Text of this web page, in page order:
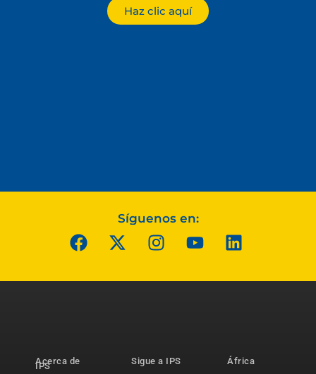
Haz clic aquí
Síguenos en:
Acerca de
IPS
Sigue a IPS
África